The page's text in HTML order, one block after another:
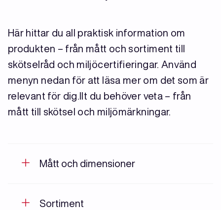
Här hittar du all praktisk information om
produkten – från mått och sortiment till
skötselråd och miljöcertifieringar. Använd
menyn nedan för att läsa mer om det som är
relevant för dig.llt du behöver veta – från
mått till skötsel och miljömärkningar.
Mått och dimensioner
Sortiment